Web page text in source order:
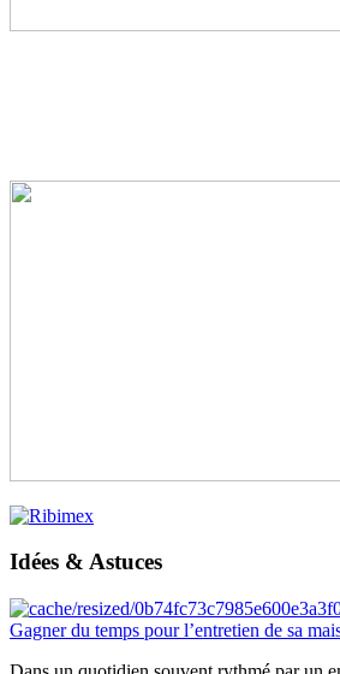
Idées & Astuces
Gagner du temps pour l’entretien de sa